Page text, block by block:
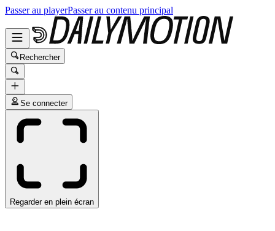
Passer au playerPasser au contenu principal
Rechercher
Se connecter
Regarder en plein écran